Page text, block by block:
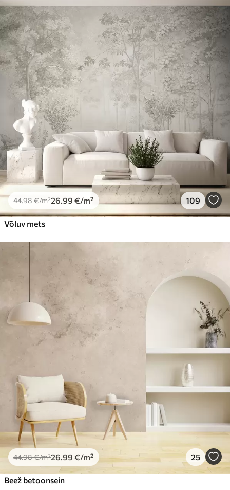
44.98€/m²26.99 €/m² 109
Võluv mets
44.98€/m²26.99 €/m² 25
Beež betoonsein